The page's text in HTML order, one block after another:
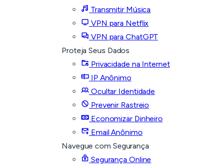
Transmitir Música
VPN para Netflix
VPN para ChatGPT
Proteja Seus Dados
Privacidade na Internet
IP Anônimo
Ocultar Identidade
Prevenir Rastreio
Economizar Dinheiro
Email Anônimo
Navegue com Segurança
Segurança Online